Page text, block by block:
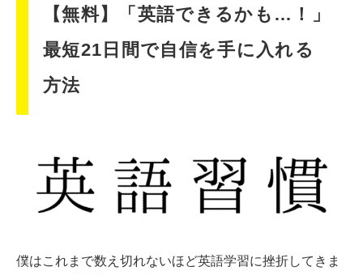
【無料】「英語できるかも…！」
最短21日間で自信を手に入れる
方法
僕はこれまで数え切れないほど英語学習に挫折してきま